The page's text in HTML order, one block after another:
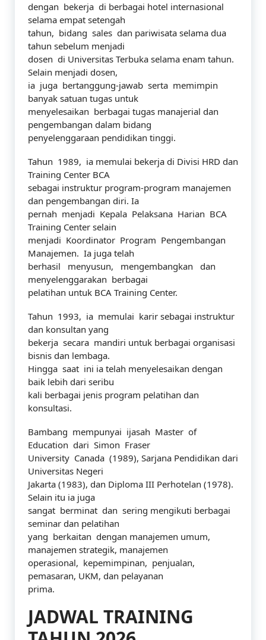
dengan bekerja di berbagai hotel internasional
selama empat setengah
tahun, bidang sales dan pariwisata selama dua
tahun sebelum menjadi
dosen di Universitas Terbuka selama enam tahun.
Selain menjadi dosen,
ia juga bertanggung-jawab serta memimpin
banyak satuan tugas untuk
menyelesaikan berbagai tugas manajerial dan
pengembangan dalam bidang
penyelenggaraan pendidikan tinggi.
Tahun 1989, ia memulai bekerja di Divisi HRD dan
Training Center BCA
sebagai instruktur program-program manajemen
dan pengembangan diri. Ia
pernah menjadi Kepala Pelaksana Harian BCA
Training Center selain
menjadi Koordinator Program Pengembangan
Manajemen. Ia juga telah
berhasil menyusun, mengembangkan dan
menyelenggarakan berbagai
pelatihan untuk BCA Training Center.
Tahun 1993, ia memulai karir sebagai instruktur
dan konsultan yang
bekerja secara mandiri untuk berbagai organisasi
bisnis dan lembaga.
Hingga saat ini ia telah menyelesaikan dengan
baik lebih dari seribu
kali berbagai jenis program pelatihan dan
konsultasi.
Bambang mempunyai ijasah Master of
Education dari Simon Fraser
University Canada (1989), Sarjana Pendidikan dari
Universitas Negeri
Jakarta (1983), dan Diploma III Perhotelan (1978).
Selain itu ia juga
sangat berminat dan sering mengikuti berbagai
seminar dan pelatihan
yang berkaitan dengan manajemen umum,
manajemen strategik, manajemen
operasional, kepemimpinan, penjualan,
pemasaran, UKM, dan pelayanan
prima.
JADWAL TRAINING